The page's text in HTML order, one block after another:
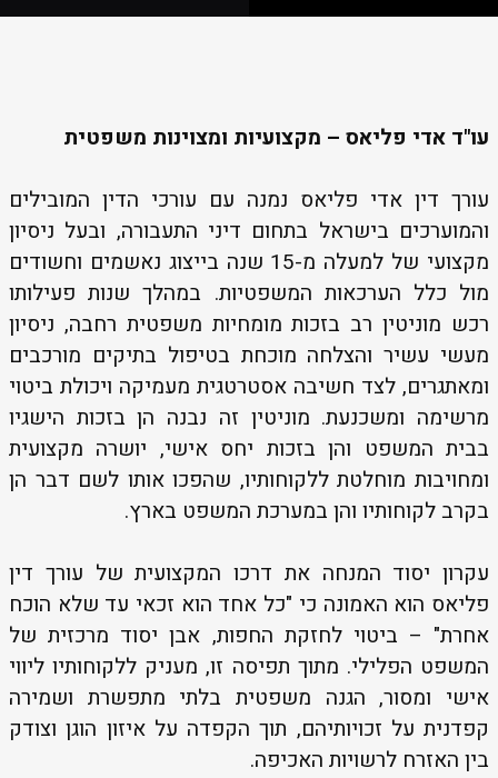
עו"ד אדי פליאס – מקצועיות ומצוינות משפטית
עורך דין אדי פליאס נמנה עם עורכי הדין המובילים
והמוערכים בישראל בתחום דיני התעבורה, ובעל ניסיון
מקצועי של למעלה מ-15 שנה בייצוג נאשמים וחשודים
מול כלל הערכאות המשפטיות. במהלך שנות פעילותו
רכש מוניטין רב בזכות מומחיות משפטית רחבה, ניסיון
מעשי עשיר והצלחה מוכחת בטיפול בתיקים מורכבים
ומאתגרים, לצד חשיבה אסטרטגית מעמיקה ויכולת ביטוי
מרשימה ומשכנעת. מוניטין זה נבנה הן בזכות הישגיו
בבית המשפט והן בזכות יחס אישי, יושרה מקצועית
ומחויבות מוחלטת ללקוחותיו, שהפכו אותו לשם דבר הן
בקרב לקוחותיו והן במערכת המשפט בארץ.
עקרון יסוד המנחה את דרכו המקצועית של עורך דין
פליאס הוא האמונה כי "כל אחד הוא זכאי עד שלא הוכח
אחרת" – ביטוי לחזקת החפות, אבן יסוד מרכזית של
המשפט הפלילי. מתוך תפיסה זו, מעניק ללקוחותיו ליווי
אישי ומסור, הגנה משפטית בלתי מתפשרת ושמירה
קפדנית על זכויותיהם, תוך הקפדה על איזון הוגן וצודק
בין האזרח לרשויות האכיפה.